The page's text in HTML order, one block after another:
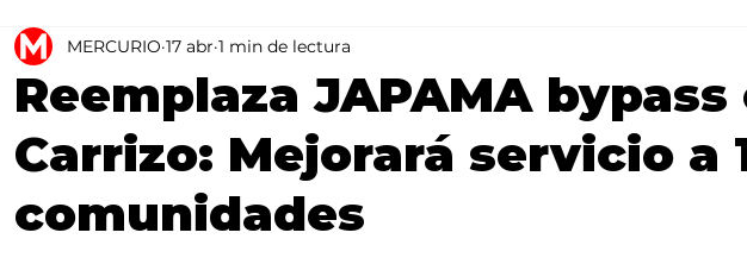
México Mundo Portada 2
Reemplaza JAPAMA bypass
Carrizo: Mejorará servicio a
comunidades
MERCURIO 17 abr 1 min de lectura